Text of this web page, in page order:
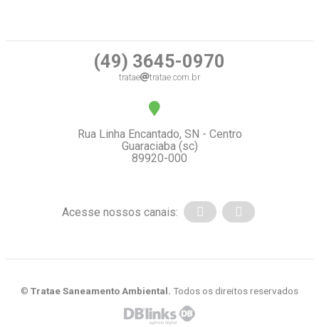
(49) 3645-0970
tratae tratae.com.br
Rua Linha Encantado, SN - Centro
Guaraciaba (sc)
89920-000
Acesse nossos canais:
© Tratae Saneamento Ambiental. Todos os direitos reservados